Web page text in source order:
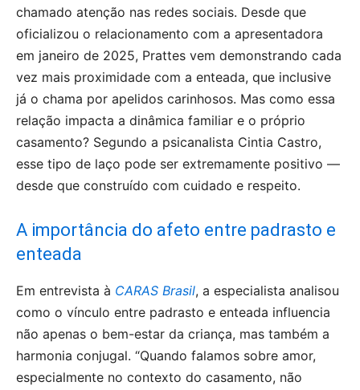
chamado atenção nas redes sociais. Desde que
oficializou o relacionamento com a apresentadora
em janeiro de 2025, Prattes vem demonstrando cada
vez mais proximidade com a enteada, que inclusive
já o chama por apelidos carinhosos. Mas como essa
relação impacta a dinâmica familiar e o próprio
casamento? Segundo a psicanalista Cintia Castro,
esse tipo de laço pode ser extremamente positivo —
desde que construído com cuidado e respeito.
A importância do afeto entre padrasto e
enteada
Em entrevista à CARAS Brasil, a especialista analisou
como o vínculo entre padrasto e enteada influencia
não apenas o bem-estar da criança, mas também a
harmonia conjugal. “Quando falamos sobre amor,
especialmente no contexto do casamento, não